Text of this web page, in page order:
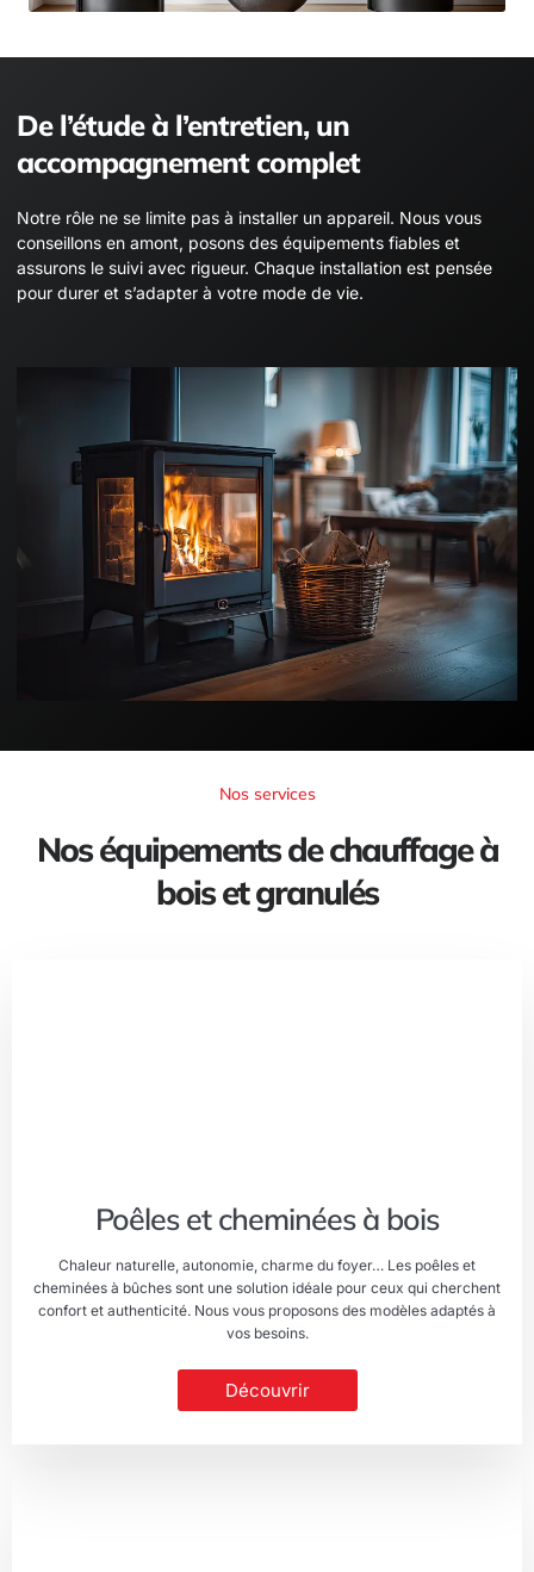
De l’étude à l’entretien, un
accompagnement complet
Notre rôle ne se limite pas à installer un appareil. Nous vous
conseillons en amont, posons des équipements fiables et
assurons le suivi avec rigueur. Chaque installation est pensée
pour durer et s’adapter à votre mode de vie.
Nos services
Nos équipements de chauffage à
bois et granulés
Poêles et cheminées à bois
Chaleur naturelle, autonomie, charme du foyer… Les poêles et
cheminées à bûches sont une solution idéale pour ceux qui cherchent
confort et authenticité. Nous vous proposons des modèles adaptés à
vos besoins.
Découvrir